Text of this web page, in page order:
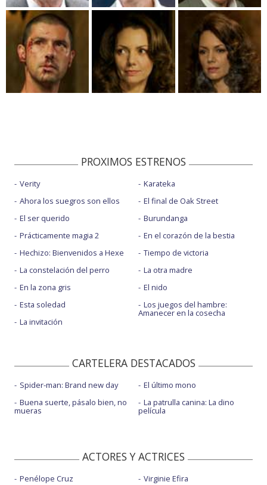
PROXIMOS ESTRENOS
Verity
Ahora los suegros son ellos
El ser querido
Prácticamente magia 2
Hechizo: Bienvenidos a Hexe
La constelación del perro
En la zona gris
Esta soledad
La invitación
Karateka
El final de Oak Street
Burundanga
En el corazón de la bestia
Tiempo de victoria
La otra madre
El nido
Los juegos del hambre:
Amanecer en la cosecha
CARTELERA DESTACADOS
Spider-man: Brand new day
Buena suerte, pásalo bien, no
mueras
El último mono
La patrulla canina: La dino
película
ACTORES Y ACTRICES
Penélope Cruz
Virginie Efira